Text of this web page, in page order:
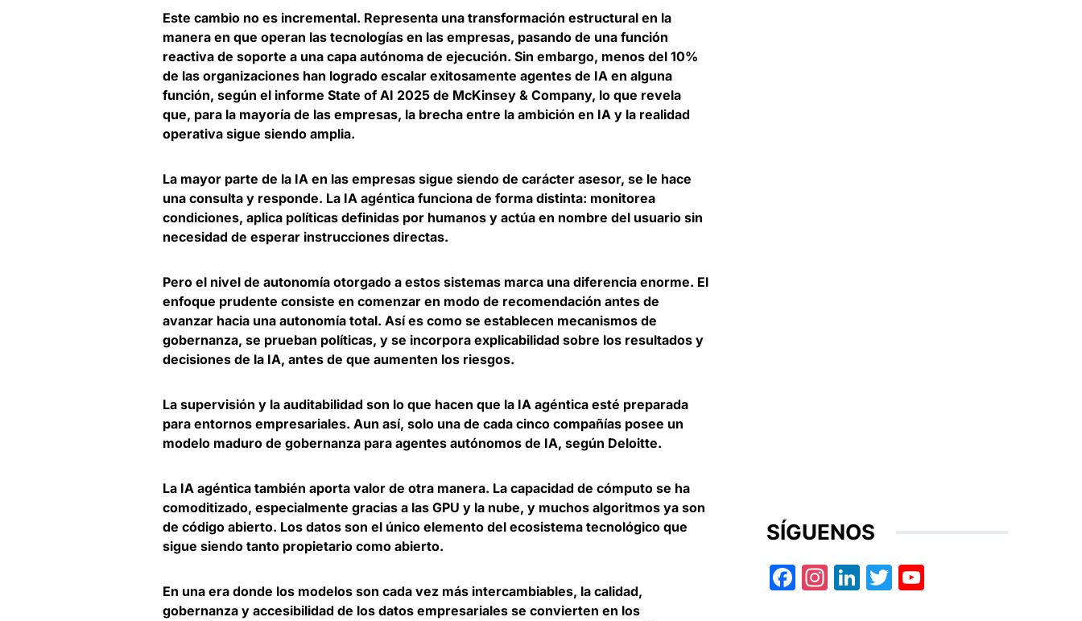
Este cambio no es incremental. Representa una transformación estructural en la
manera en que operan las tecnologías en las empresas, pasando de una función
reactiva de soporte a una capa autónoma de ejecución. Sin embargo, menos del 10%
de las organizaciones han logrado escalar exitosamente agentes de IA en alguna
función, según el informe State of AI 2025 de McKinsey & Company, lo que revela
que, para la mayoría de las empresas, la brecha entre la ambición en IA y la realidad
operativa sigue siendo amplia.
La mayor parte de la IA en las empresas sigue siendo de carácter asesor, se le hace
una consulta y responde. La IA agéntica funciona de forma distinta: monitorea
condiciones, aplica políticas definidas por humanos y actúa en nombre del usuario sin
necesidad de esperar instrucciones directas.
Pero el nivel de autonomía otorgado a estos sistemas marca una diferencia enorme. El
enfoque prudente consiste en comenzar en modo de recomendación antes de
avanzar hacia una autonomía total. Así es como se establecen mecanismos de
gobernanza, se prueban políticas, y se incorpora explicabilidad sobre los resultados y
decisiones de la IA, antes de que aumenten los riesgos.
La supervisión y la auditabilidad son lo que hacen que la IA agéntica esté preparada
para entornos empresariales. Aun así, solo una de cada cinco compañías posee un
modelo maduro de gobernanza para agentes autónomos de IA, según Deloitte.
La IA agéntica también aporta valor de otra manera. La capacidad de cómputo se ha
comoditizado, especialmente gracias a las GPU y la nube, y muchos algoritmos ya son
de código abierto. Los datos son el único elemento del ecosistema tecnológico que
sigue siendo tanto propietario como abierto.
En una era donde los modelos son cada vez más intercambiables, la calidad,
gobernanza y accesibilidad de los datos empresariales se convierten en los
SÍGUENOS
Facebook
Instagram
LinkedIn
Twitter